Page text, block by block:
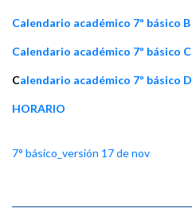
Calendario académico 7º básico B
Calendario académico 7º básico C
Calendario académico 7º básico D
HORARIO
7° básico_versión 17 de nov